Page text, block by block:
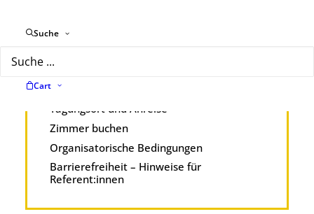
Suche
Cart
Programm
Aussteller:innen
Tagungsgebühren
Tagungsort und Anreise
Zimmer buchen
Organisatorische Bedingungen
Barrierefreiheit – Hinweise für
Referent:innen